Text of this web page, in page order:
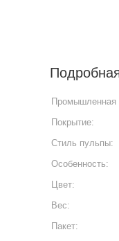
Промышленная
Покрытие:
Стиль пульпы:
Особенность:
Цвет:
Вес:
Пакет: